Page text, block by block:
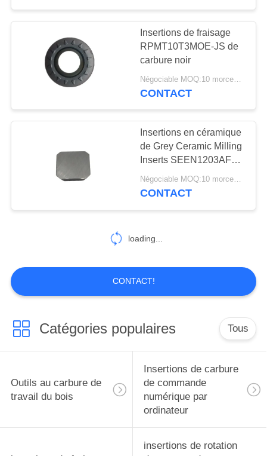
Insertions de
perceuse d'U
22
Insertions de cermet
6
Fraise en bout
solide de carbure
22
Insertions de fraisage
RPMT10T3MOE-JS de
carbure noir
Négociable MOQ:10 morceaux
CONTACT
Insertions en céramique
de Grey Ceramic Milling
Inserts SEEN1203AFTN
pour le fraisage dur
Négociable MOQ:10 morceaux
CONTACT
loading...
CONTACT!
Catégories populaires Tous
Outils au carbure de
travail du bois
Insertions de carbure
de commande
numérique par
ordinateur
insertions de rotation